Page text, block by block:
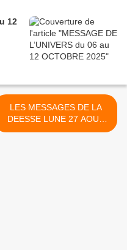
12
LES MESSAGES DE LA
DEESSE LUNE 27 AOUT
2020 >